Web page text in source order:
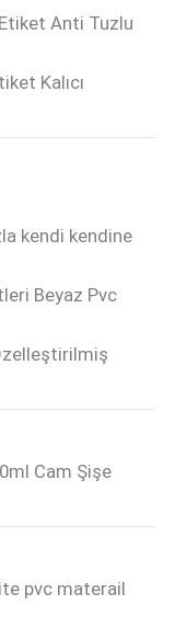
Anti Tuzlu
Kalıcı
kendi kendine
Beyaz Pvc
Cam Şişe
pvc materail